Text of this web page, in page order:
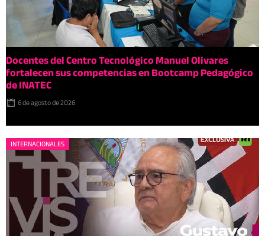
Docentes del Centro Tecnológico Manuel Olivares
fortalecen sus competencias en Bootcamp Pedagógico
de INATEC
6 de agosto de 2026
INTERNACIONALES